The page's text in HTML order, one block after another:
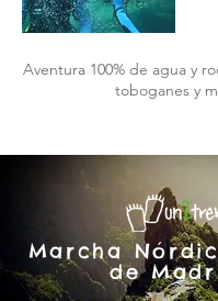
Aventura 100% de agua y
toboganes y
Marcha
de